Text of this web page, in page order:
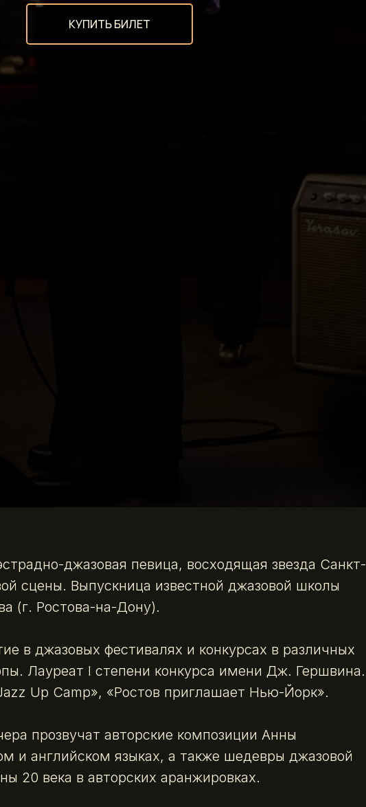
КУПИТЬ БИЛЕТ
джазовая певица, восходящая звезда Санкт-
сцены. Выпускница известной джазовой школы
(г. Ростова-на-Дону).
в джазовых фестивалях и конкурсах в различных
Лауреат I степени конкурса имени Дж. Гершвина.
Up Camp», «Ростов приглашает Нью-Йорк».
прозвучат авторские композиции Анны
и английском языках, а также шедевры джазовой
20 века в авторских аранжировках.